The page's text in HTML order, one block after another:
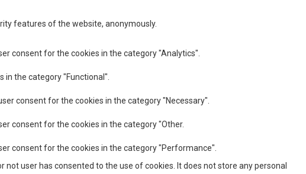
features of the website, anonymously.
consent for the cookies in the category "Analytics".
in the category "Functional".
consent for the cookies in the category "Necessary".
consent for the cookies in the category "Other.
consent for the cookies in the category "Performance".
user has consented to the use of cookies. It does not store any personal